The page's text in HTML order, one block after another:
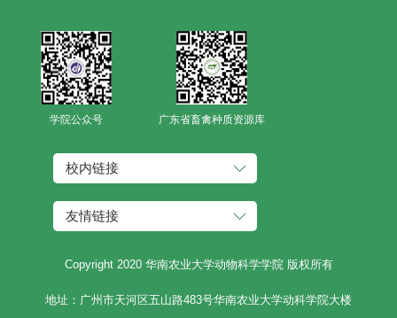
学院公众号 广东省畜禽种质资源库
校内链接
友情链接
Copyright 2020 华南农业大学动物科学学院 版权所有
地址：广州市天河区五山路483号华南农业大学动科学院大楼